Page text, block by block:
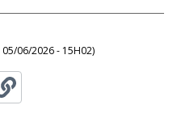
05/06/2026 - 15H02)